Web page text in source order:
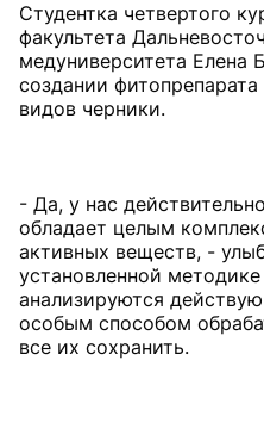
Студентка четвертого
факультета
медуниверситета Елена
создании
видов черники.
- Да, у нас
обладает целым
активных веществ, -
установленной
анализируются
особым способом
все их сохранить.